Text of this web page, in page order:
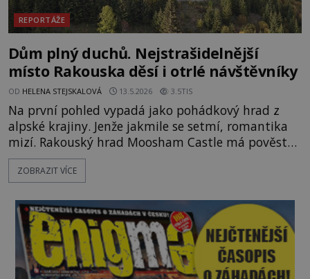
REPORTÁŽE
Dům plný duchů. Nejstrašidelnější
místo Rakouska děsí i otrlé návštěvníky
OD HELENA STEJSKALOVÁ 13.5.2026 3.5TIS
Na první pohled vypadá jako pohádkový hrad z
alpské krajiny. Jenže jakmile se setmí, romantika
mizí. Rakouský hrad Moosham Castle má pověst
nejděsivějšího domu v celé zemi. Lidé tu údajně
slyší kroky v prázdných chodbách, šeptání ze zdí i
temná minulost mohla zanechat něco, co se
dodnes nepodařilo vysvětlit. Kamenný hrad stojí v
horách Salcburska u
ZOBRAZIT VÍCE